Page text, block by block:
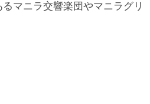
マニラ交響楽団やマニラグリ